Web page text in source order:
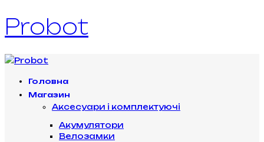
Probot
Головна
Магазин
Аксесуари і комплектуючі
Акумулятори
Велозамки